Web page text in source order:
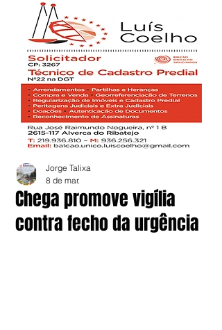
Chega promove vigília
contra fecho da urgência
Jorge Talixa
8 de mar.